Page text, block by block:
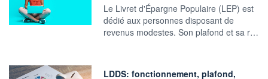
Le Livret d'Épargne Populaire (LEP) est
dédié aux personnes disposant de
revenus modestes. Son plafond et sa r…
LDDS: fonctionnement, plafond,